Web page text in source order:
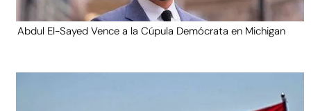
Abdul El-Sayed Vence a la Cúpula Demócrata en Michigan